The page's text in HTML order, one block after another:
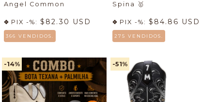
Angel Common
PIX -%: $82.30 USD
366 VENDIDOS.
Spina 🥇
PIX -%: $84.86 USD
275 VENDIDOS.
-14% -51%